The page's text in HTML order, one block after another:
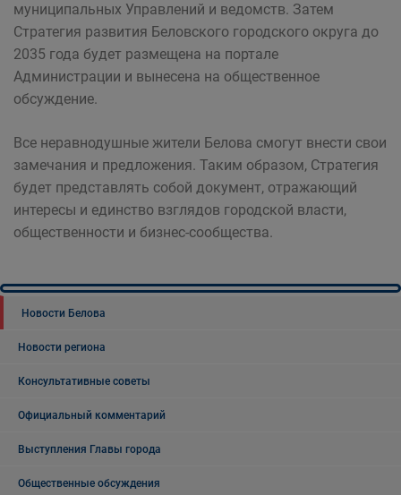
муниципальных Управлений и ведомств. Затем
Стратегия развития Беловского городского округа до
2035 года будет размещена на портале
Администрации и вынесена на общественное
обсуждение.
Все неравнодушные жители Белова смогут внести свои
замечания и предложения. Таким образом, Стратегия
будет представлять собой документ, отражающий
интересы и единство взглядов городской власти,
общественности и бизнес-сообщества.
Новости Белова
Новости региона
Консультативные советы
Официальный комментарий
Выступления Главы города
Общественные обсуждения